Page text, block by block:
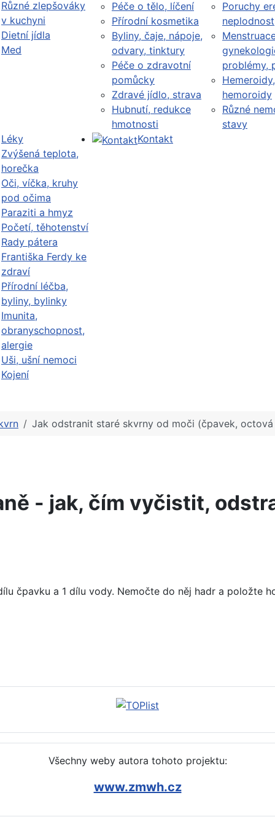
Různé zlepšováky
v kuchyni
Dietní jídla
Med
Péče o tělo, líčení
Přírodní kosmetika
Byliny, čaje, nápoje,
odvary, tinktury
Péče o zdravotní
pomůcky
Zdravé jídlo, strava
Hubnutí, redukce
hmotnosti
Poruchy
neplodnost
problémy,
Hemeroidy,
hemoroidy
Různé
stavy
Léky
Zvýšená teplota,
horečka
Oči, víčka, kruhy
pod očima
Paraziti a hmyz
Početí, těhotenství
Rady pátera
Františka Ferdy ke
zdraví
Přírodní léčba,
byliny, bylinky
Imunita,
obranyschopnost,
alergie
Uši, ušní nemoci
Kojení
Kontakt
Jak odstranit staré skvrny od moči (čpavek,
- jak, čím vyčistit,
čpavku a 1 dílu vody. Nemočte do něj hadr a položte
Všechny weby autora tohoto projektu:
www.zmwh.cz